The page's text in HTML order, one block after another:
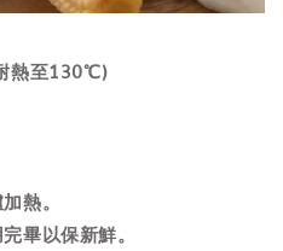
熱至130℃)
熱。
畢以保新鮮。